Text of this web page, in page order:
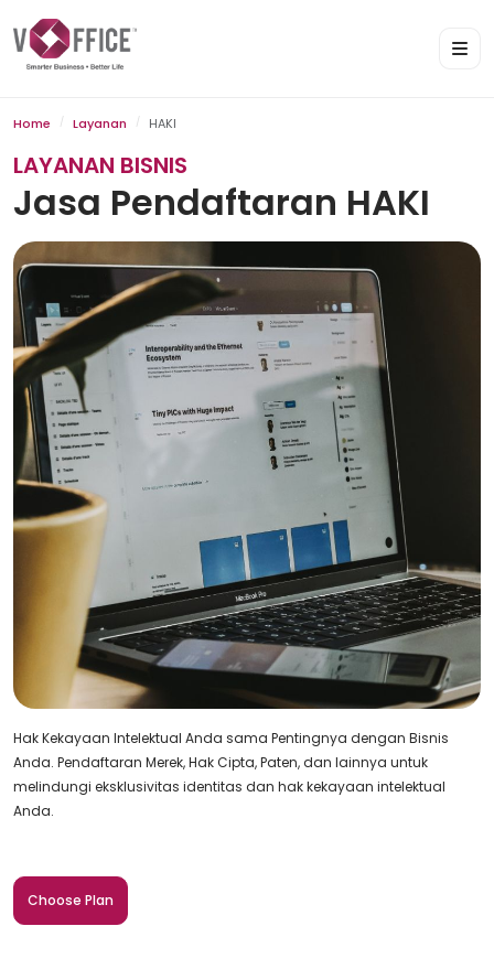
Home Layanan HAKI
LAYANAN BISNIS
Jasa Pendaftaran HAKI
Hak Kekayaan Intelektual Anda sama Pentingnya dengan Bisnis
Anda. Pendaftaran Merek, Hak Cipta, Paten, dan lainnya untuk
melindungi eksklusivitas identitas dan hak kekayaan intelektual
Anda.
Choose Plan